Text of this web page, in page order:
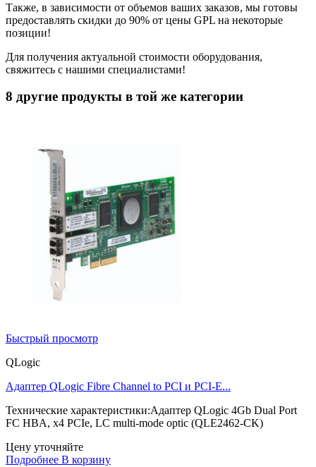
Также, в зависимости от объемов ваших заказов, мы готовы
предоставлять скидки до 90% от цены GPL на некоторые
позиции!
Для получения актуальной стоимости оборудования,
свяжитесь с нашими специалистами!
8 другие продукты в той же категории
Быстрый просмотр
QLogic
Адаптер QLogic Fibre Channel to PCI и PCI-E...
Технические характеристики:Адаптер QLogic 4Gb Dual Port
FC HBA, x4 PCIe, LC multi-mode optic (QLE2462-CK)
Цену уточняйте
Подробнее В корзину